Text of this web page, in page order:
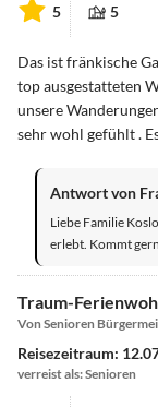
5 5
Das ist fränkische
top ausgestatteten
unsere
sehr wohl gefühlt .
Antwort von
Liebe Familie
erlebt. Kommt
Traum-
Von Senioren
Reisezeitraum:
verreist als: Senioren